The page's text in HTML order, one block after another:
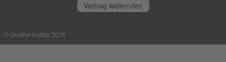
Vertrag widerrufen
© Goethe-Institut 2026